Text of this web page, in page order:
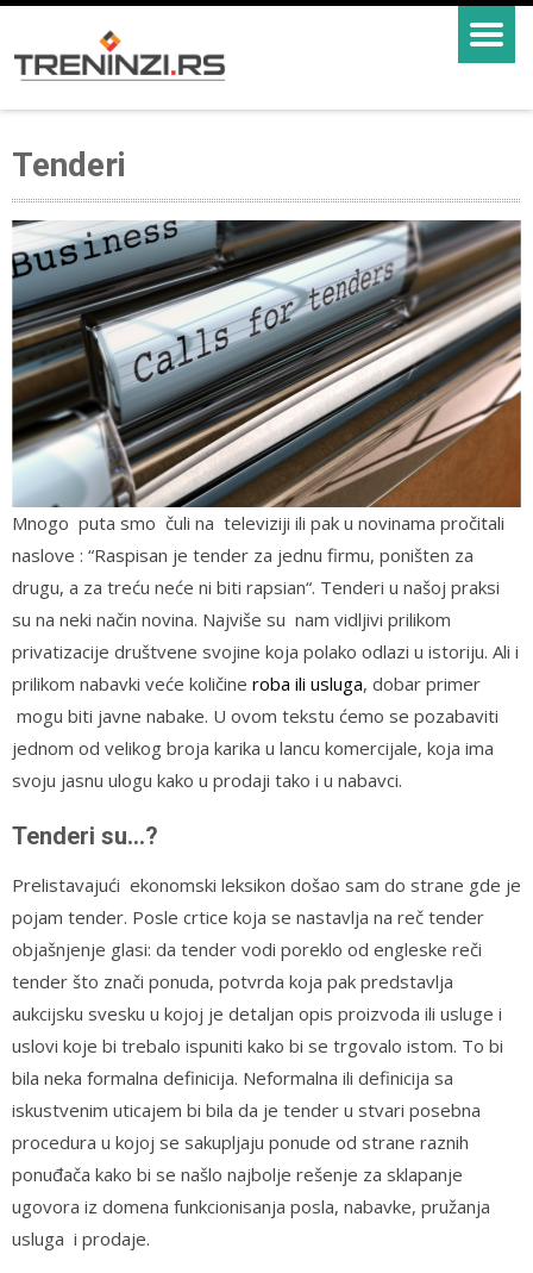
Tenderi
Mnogo puta smo čuli na televiziji ili pak u novinama pročitali
naslove : “Raspisan je tender za jednu firmu, poništen za
drugu, a za treću neće ni biti rapsian“. Tenderi u našoj praksi
su na neki način novina. Najviše su nam vidljivi prilikom
privatizacije društvene svojine koja polako odlazi u istoriju. Ali i
prilikom nabavki veće količine roba ili usluga, dobar primer
mogu biti javne nabake. U ovom tekstu ćemo se pozabaviti
jednom od velikog broja karika u lancu komercijale, koja ima
svoju jasnu ulogu kako u prodaji tako i u nabavci.
Tenderi su…?
Prelistavajući ekonomski leksikon došao sam do strane gde je
pojam tender. Posle crtice koja se nastavlja na reč tender
objašnjenje glasi: da tender vodi poreklo od engleske reči
tender što znači ponuda, potvrda koja pak predstavlja
aukcijsku svesku u kojoj je detaljan opis proizvoda ili usluge i
uslovi koje bi trebalo ispuniti kako bi se trgovalo istom. To bi
bila neka formalna definicija. Neformalna ili definicija sa
iskustvenim uticajem bi bila da je tender u stvari posebna
procedura u kojoj se sakupljaju ponude od strane raznih
ponuđača kako bi se našlo najbolje rešenje za sklapanje
ugovora iz domena funkcionisanja posla, nabavke, pružanja
usluga i prodaje.